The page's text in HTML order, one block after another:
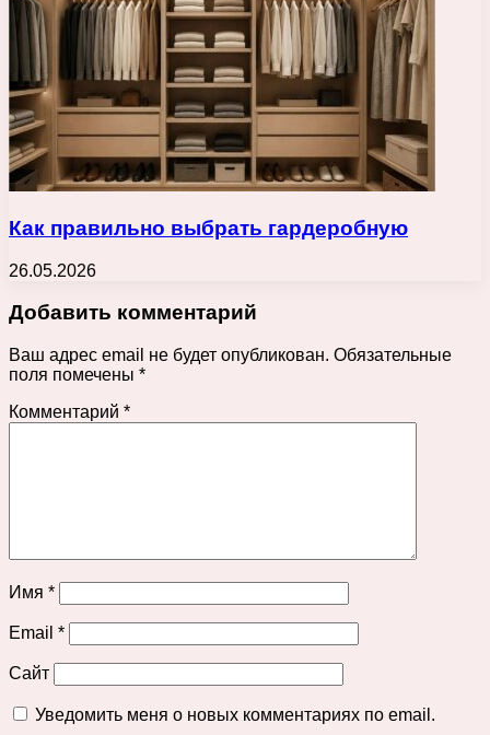
Как правильно выбрать гардеробную
26.05.2026
Добавить комментарий
Ваш адрес email не будет опубликован. Обязательные
поля помечены *
Комментарий *
Имя *
Email *
Сайт
Уведомить меня о новых комментариях по email.